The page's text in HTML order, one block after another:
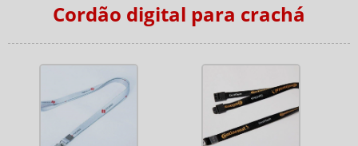
Cordão digital para crachá